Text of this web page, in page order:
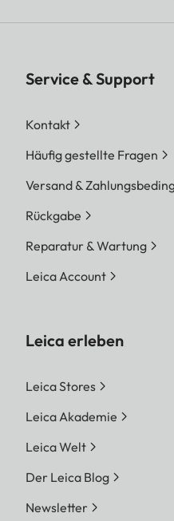
Service & Support
Kontakt
Häufig gestellte Fragen
Versand &
Rückgabe
Reparatur & Wartung
Leica Account
Leica erleben
Leica Stores
Leica Akademie
Leica Welt
Der Leica Blog
Newsletter